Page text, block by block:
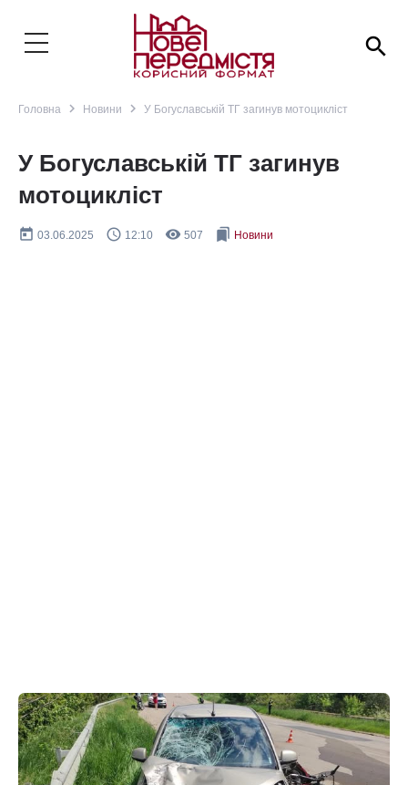
search
Головна navigate_next Новини navigate_next У Богуславській ТГ загинув мотоцикліст
У Богуславській ТГ загинув
мотоцикліст
today 03.06.2025 query_builder 12:10 remove_red_eye 507 bookmarks Новини